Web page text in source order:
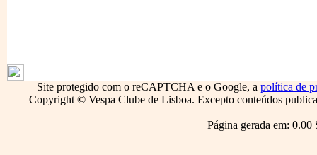
Site protegido com o reCAPTCHA e o Google, a política de
Copyright © Vespa Clube de Lisboa. Excepto conteúdos
Página gerada em: 0.00